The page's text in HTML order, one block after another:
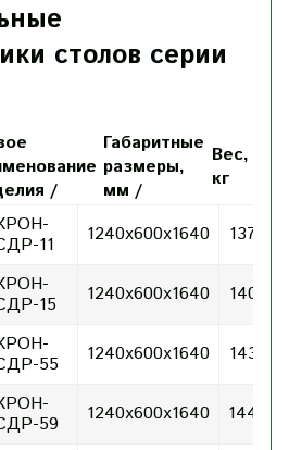
столов серии
/
Габаритные
размеры,
мм /
Вес,
кг
11
1240х600х1640 137
15
1240х600х1640 140
55
1240х600х1640 143
59
1240х600х1640 144